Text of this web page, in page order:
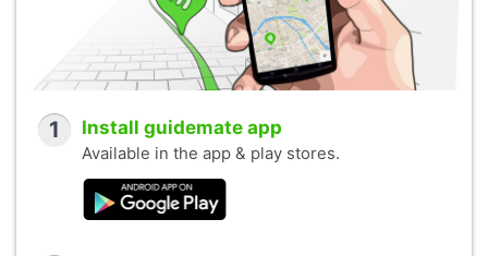
1 Install guidemate app
Available in the app & play stores.